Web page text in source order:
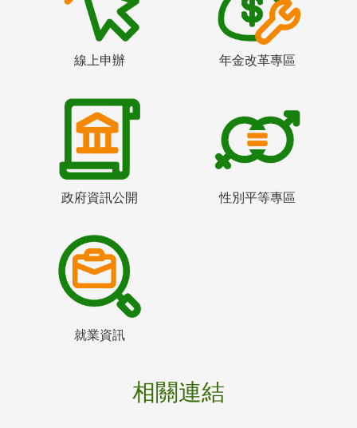
線上申辦 年金改革專區
政府資訊公開 性別平等專區
就業資訊
相關連結